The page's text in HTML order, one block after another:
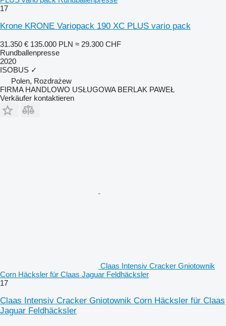
17
Krone KRONE Variopack 190 XC PLUS vario pack
31.350 € 135.000 PLN ≈ 29.300 CHF
Rundballenpresse
2020
ISOBUS ✓
Polen, Rozdrażew
FIRMA HANDLOWO USŁUGOWA BERLAK PAWEŁ
Verkäufer kontaktieren
Claas Intensiv Cracker Gniotownik
Corn Häcksler für Claas Jaguar Feldhäcksler
17
Claas Intensiv Cracker Gniotownik Corn Häcksler für Claas
Jaguar Feldhäcksler